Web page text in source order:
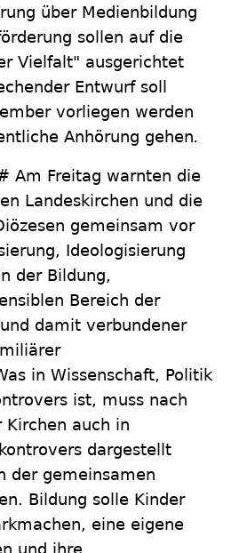
über Medienbildung
sollen auf die
Vielfalt" ausgerichtet
Entwurf soll
vorliegen werden
Anhörung gehen.
Freitag warnten die
Landeskirchen und die
gemeinsam vor
Ideologisierung
der Bildung,
Bereich der
damit verbundener
in Wissenschaft, Politik
ist, muss nach
Kirchen auch in
dargestellt
der gemeinsamen
Bildung solle Kinder
eine eigene
und ihre